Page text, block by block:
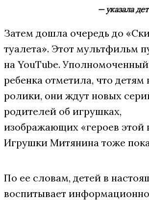
— указала
Затем дошла очередь до
туалета». Этот мультфильм
на YouTube.
ребенка отметила, что детям
ролики, они ждут новых
родителей об игрушках,
изображающих «героев этой
Игрушки Митянина тоже
По ее словам, детей в
воспитывает